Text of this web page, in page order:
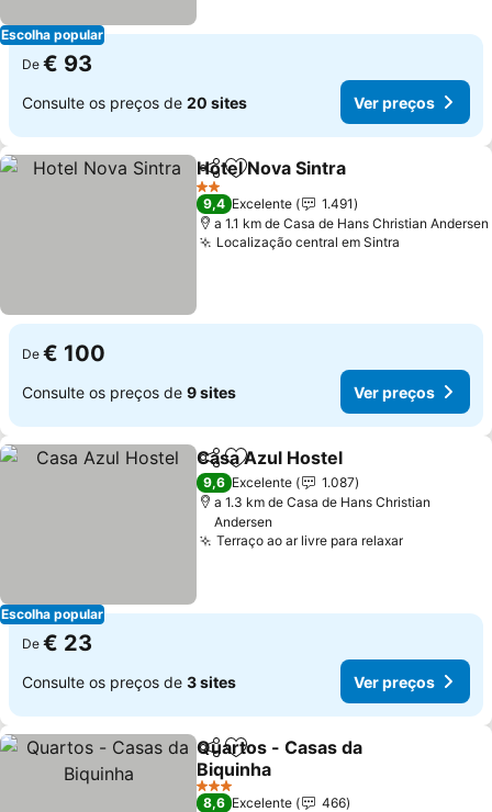
Escolha popular
De € 93
Consulte os preços de 20 sites Ver preços
PartilharAdicionar aos favoritos
Hotel Nova Sintra
2 Estrelas
9,4 Excelente
1.491
a 1.1 km de Casa de Hans Christian Andersen
Localização central em Sintra
De € 100
Consulte os preços de 9 sites Ver preços
Escolha popular
PartilharAdicionar aos favoritos
Casa Azul Hostel
9,6 Excelente
1.087
a 1.3 km de Casa de Hans Christian
Andersen
Terraço ao ar livre para relaxarVer preços
De € 23
Consulte os preços de 3 sites Ver preços
PartilharAdicionar aos favoritos
Quartos - Casas da
Biquinha
Ver preços
3 Estrelas
8,6 Excelente
466